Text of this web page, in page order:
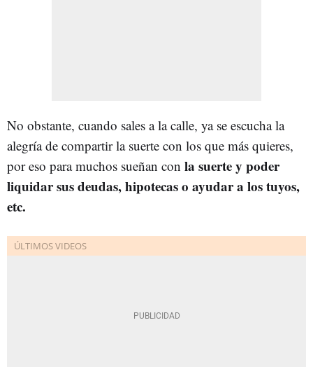
No obstante, cuando sales a la calle, ya se escucha la
alegría de compartir la suerte con los que más quieres,
por eso para muchos sueñan con la suerte y poder
liquidar sus deudas, hipotecas o ayudar a los tuyos,
etc.